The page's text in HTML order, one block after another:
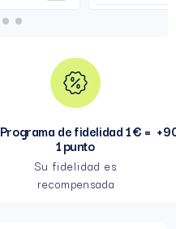
Programa de fidelidad 1 € =
1 punto
Su fidelidad es
recompensada